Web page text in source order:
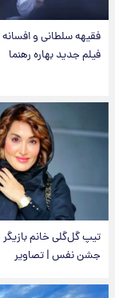
فقیهه سلطانی و افسانه
فیلم جدید بهاره رهنما
تیپ گل‌گلی خانم
جشن نفس | تصاویر